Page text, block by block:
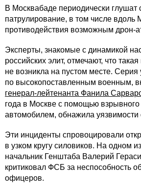
В Москвабаде периодически глушат
патрулирование, в том числе вдоль
противодействия возможным дрон-
Эксперты, знакомые с динамикой
российских элит, отмечают, что
не возникла на пустом месте.
по высокопоставленным военным,
генерал-лейтенанта Фанила
года в Москве с помощью взрывного
автомобилем, обнажила уязвимости
Эти инциденты спровоцировали
в узком кругу силовиков. На одном
начальник Генштаба Валерий
критиковал ФСБ за неспособность
офицеров.